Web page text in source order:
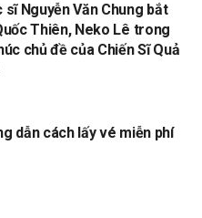
sĩ Nguyễn Văn Chung bắt
Thiên, Neko Lê trong
chủ đề của Chiến Sĩ Quả
dẫn cách lấy vé miễn phí